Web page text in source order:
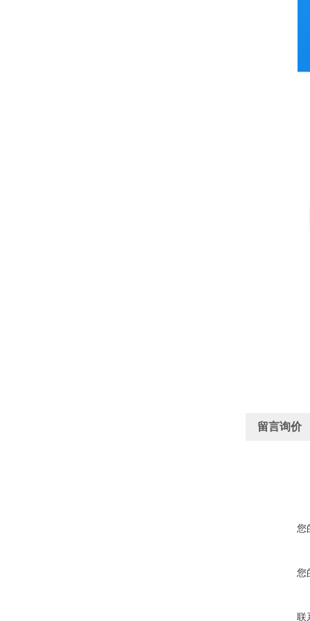
留言询价
您
您
联